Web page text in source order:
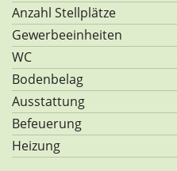
Anzahl Stellplätze
Gewerbeeinheiten
WC
Bodenbelag
Ausstattung
Befeuerung
Heizung